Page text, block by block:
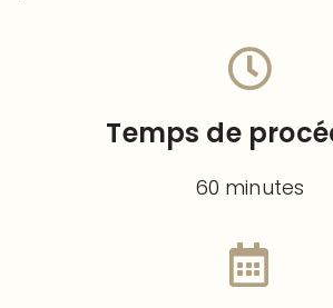
Temps de
60 minutes